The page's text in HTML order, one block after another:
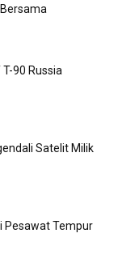
90 Russia
Satelit Milik
Pesawat Tempur